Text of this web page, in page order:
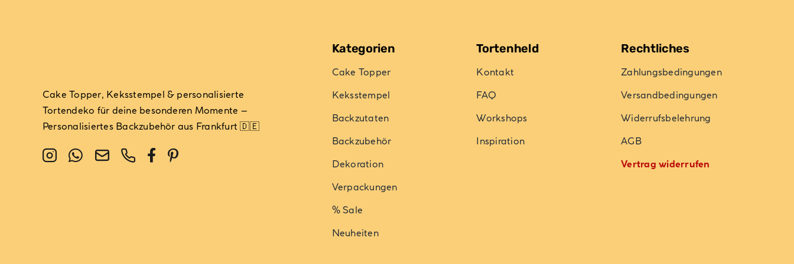
Cake Topper, Keksstempel & personalisierte
Tortendeko für deine besonderen Momente –
Personalisiertes Backzubehör aus Frankfurt 🇩🇪
Kategorien
Cake Topper
Keksstempel
Backzutaten
Backzubehör
Dekoration
Verpackungen
% Sale
Neuheiten
Tortenheld
Kontakt
FAQ
Workshops
Inspiration
Rechtliches
Zahlungsbedingungen
Versandbedingungen
Widerrufsbelehrung
AGB
Vertrag widerrufen